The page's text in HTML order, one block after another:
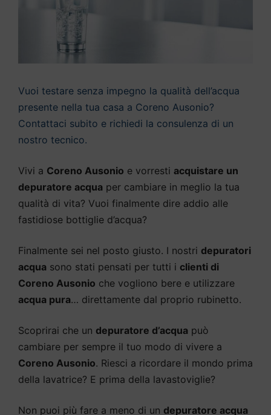
Vuoi testare senza impegno la qualità dell’acqua
presente nella tua casa a Coreno Ausonio?
Contattaci subito e richiedi la consulenza di un
nostro tecnico.
Vivi a Coreno Ausonio e vorresti acquistare un
depuratore acqua per cambiare in meglio la tua
qualità di vita? Vuoi finalmente dire addio alle
fastidiose bottiglie d’acqua?
Finalmente sei nel posto giusto. I nostri depuratori
acqua sono stati pensati per tutti i clienti di
Coreno Ausonio che vogliono bere e utilizzare
acqua pura… direttamente dal proprio rubinetto.
Scoprirai che un depuratore d’acqua può
cambiare per sempre il tuo modo di vivere a
Coreno Ausonio. Riesci a ricordare il mondo prima
della lavatrice? E prima della lavastoviglie?
Non puoi più fare a meno di un depuratore acqua